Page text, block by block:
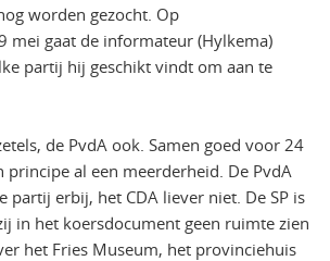
worden gezocht. Op
mei gaat de informateur (Hylkema)
partij hij geschikt vindt om aan te
de PvdA ook. Samen goed voor 24
principe al een meerderheid. De PvdA
partij erbij, het CDA liever niet. De SP is
in het koersdocument geen ruimte zien
het Fries Museum, het provinciehuis